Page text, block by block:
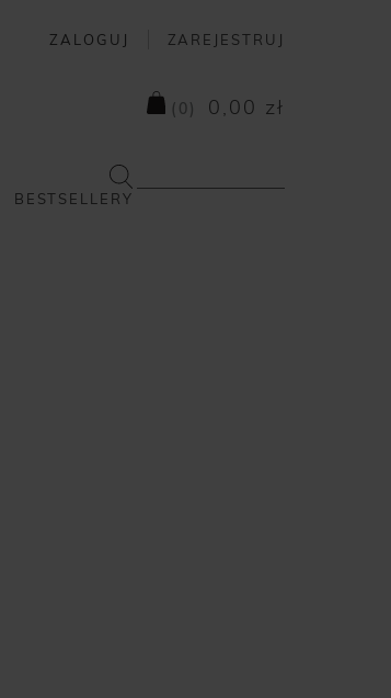
ZALOGUJ ZAREJESTRUJ
( 0 ) 0,00 zł
BESTSELLERY